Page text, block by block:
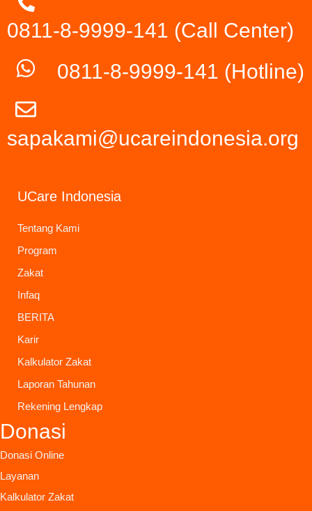
0811-8-9999-141 (Call Center)
0811-8-9999-141 (Hotline)
sapakami@ucareindonesia.org
UCare Indonesia
Tentang Kami
Program
Zakat
Infaq
BERITA
Karir
Kalkulator Zakat
Laporan Tahunan
Rekening Lengkap
Donasi
Donasi Online
Layanan
Kalkulator Zakat